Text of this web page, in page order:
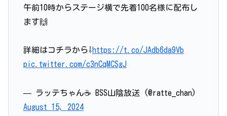
午前10時からステージ横で先着100名様に配布し
ます🙌
詳細はコチラから⇩https://t.co/JAdb6da9Vb
pic.twitter.com/c3nCqMCSgJ
— ラッテちゃん☕️ BSS山陰放送 (@ratte_chan)
August 15, 2024